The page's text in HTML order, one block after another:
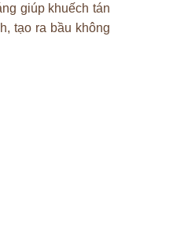
giúp khuếch tán
tạo ra bầu không